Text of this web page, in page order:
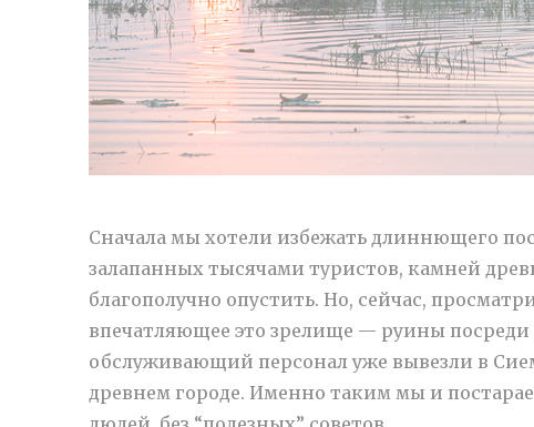
Сначала мы хотели избежать длиннющего
залапанных тысячами туристов, камней
благополучно опустить. Но, сейчас,
впечатляющее это зрелище — руины посреди
обслуживающий персонал уже вывезли в
древнем городе. Именно таким мы и